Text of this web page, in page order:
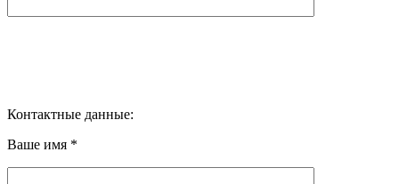
Контактные данные:
Ваше имя *